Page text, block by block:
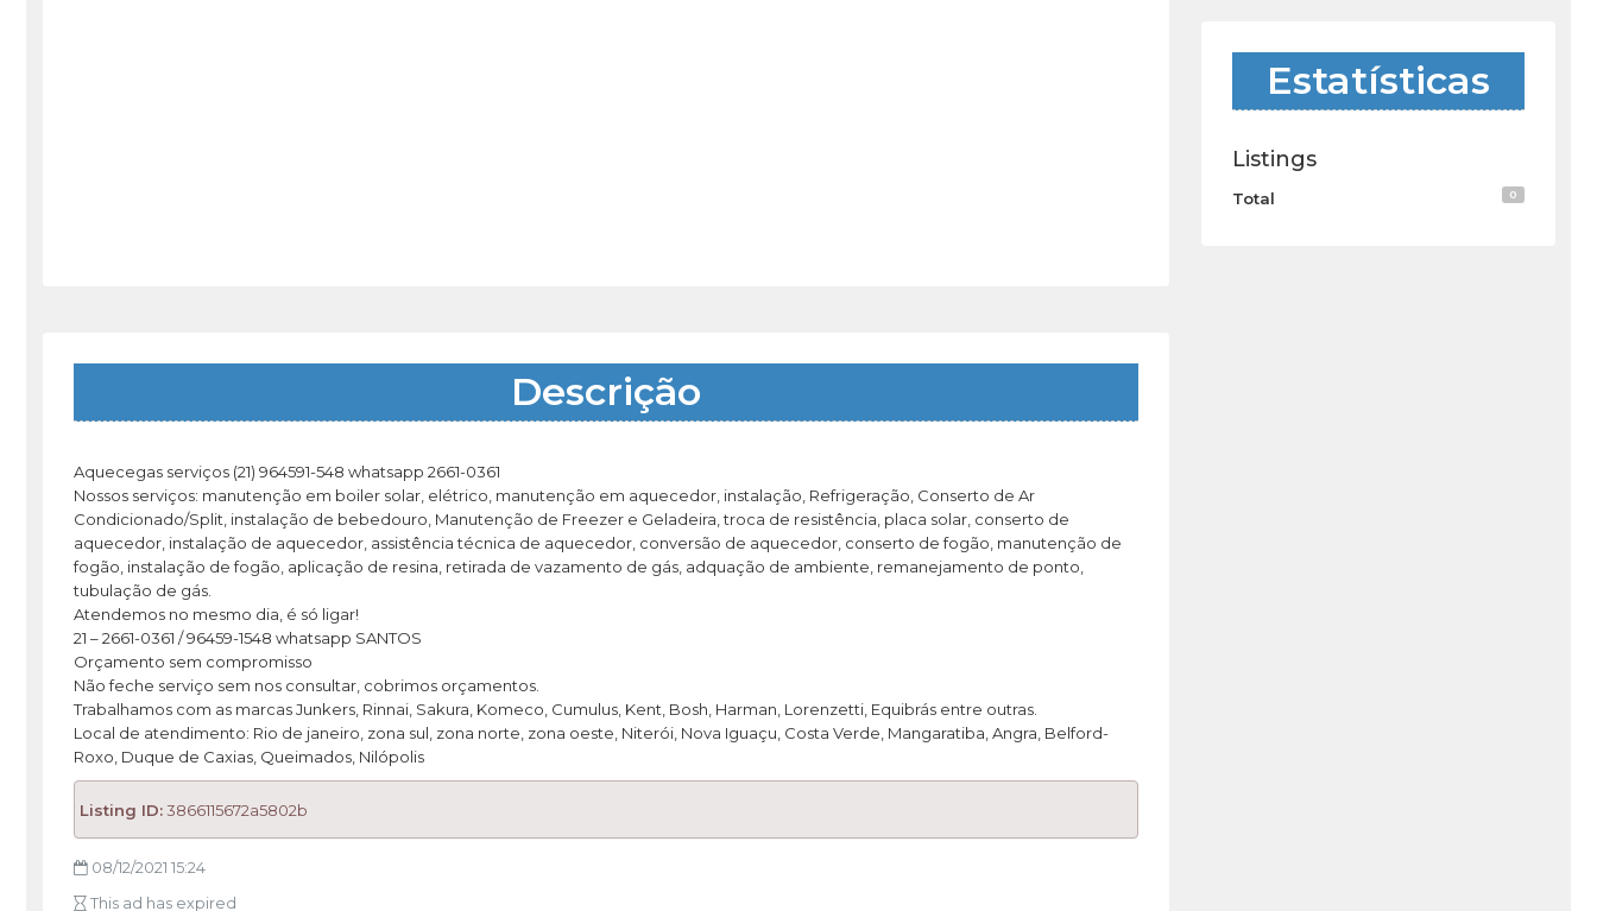
Descrição
Aquecegas serviços (21) 964591-548 whatsapp 2661-0361
Nossos serviços: manutenção em boiler solar, elétrico, manutenção em aquecedor, instalação, Refrigeração, Conserto de Ar
Condicionado/Split, instalação de bebedouro, Manutenção de Freezer e Geladeira, troca de resistência, placa solar, conserto de
aquecedor, instalação de aquecedor, assistência técnica de aquecedor, conversão de aquecedor, conserto de fogão, manutenção de
fogão, instalação de fogão, aplicação de resina, retirada de vazamento de gás, adquação de ambiente, remanejamento de ponto,
tubulação de gás.
Atendemos no mesmo dia, é só ligar!
21 – 2661-0361 / 96459-1548 whatsapp SANTOS
Orçamento sem compromisso
Não feche serviço sem nos consultar, cobrimos orçamentos.
Trabalhamos com as marcas Junkers, Rinnai, Sakura, Komeco, Cumulus, Kent, Bosh, Harman, Lorenzetti, Equibrás entre outras.
Local de atendimento: Rio de janeiro, zona sul, zona norte, zona oeste, Niterói, Nova Iguaçu, Costa Verde, Mangaratiba, Angra, Belford-
Roxo, Duque de Caxias, Queimados, Nilópolis
Listing ID:3866115672a5802b
08/12/2021 15:24
This ad has expired
Estatísticas
Listings
Total 0